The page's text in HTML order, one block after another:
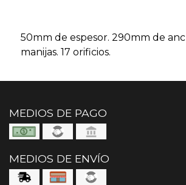
50mm de espesor. 290mm de
manijas. 17 orificios.
MEDIOS DE PAGO
MEDIOS DE ENVÍO